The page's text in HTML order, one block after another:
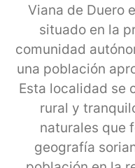
Viana de Duero
situado en la
comunidad
una población
Esta localidad se
rural y
naturales que
geografía